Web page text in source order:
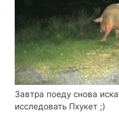
Завтра поеду снова
исследовать Пхукет ;)